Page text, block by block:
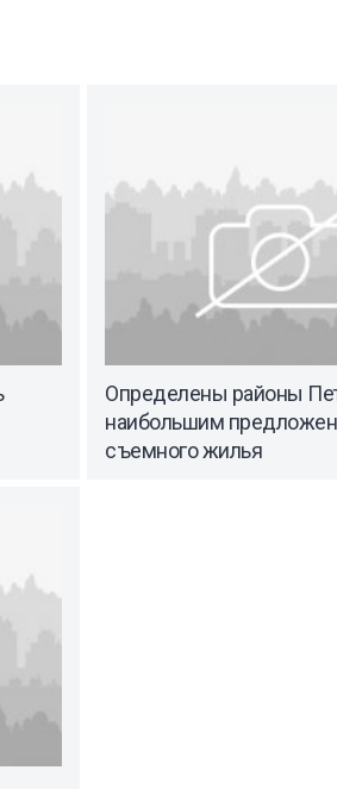
Определены районы
наибольшим
съемного жилья